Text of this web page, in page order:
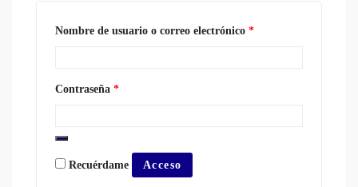
Nombre de usuario o correo electrónico *Obligatorio
Contraseña *Obligatorio
Recuérdame Acceso